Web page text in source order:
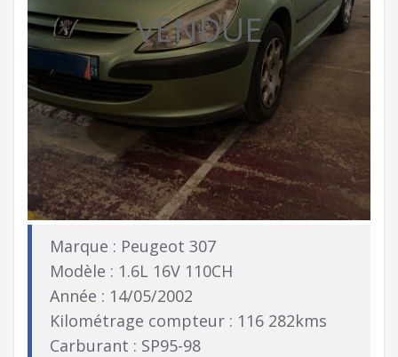
VENDUE
Marque : Peugeot 307
Modèle : 1.6L 16V 110CH
Année : 14/05/2002
Kilométrage compteur : 116 282kms
Carburant : SP95-98